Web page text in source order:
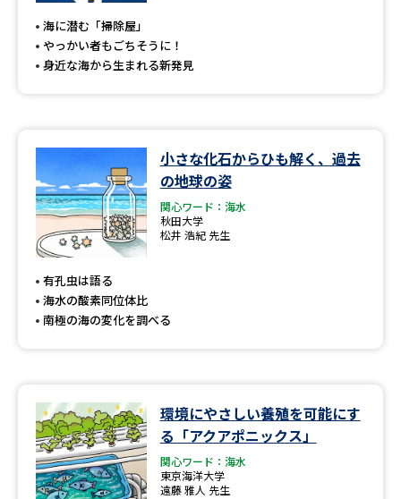
留学・進学関連、塾・予備校
高等学校（情報）教員資格認定
大学研究
大学で学べる内容や特徴を調べる
データサイエンス特集 奨学金・特待生制度特集
デジタルパンフレット 進路の３択
海に潜む「掃除屋」
やっかい者もごちそうに！
身近な海から生まれる新発見
小さな化石からひも解く、過去
の地球の姿
関心ワード：海水
秋田大学
松井 浩紀 先生
有孔虫は語る
海水の酸素同位体比
南極の海の変化を調べる
環境にやさしい養殖を可能にす
る「アクアポニックス」
関心ワード：海水
東京海洋大学
遠藤 雅人 先生